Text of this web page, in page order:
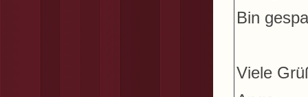
Bin
Viele